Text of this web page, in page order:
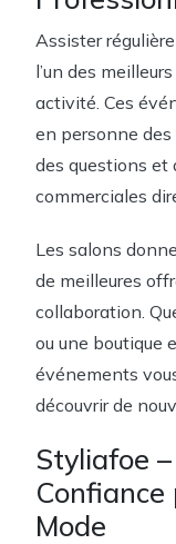
Assister
l’un des
activité. Ces
en personne
des questions et
commerciales
Les salons
de meilleures
collaboration.
ou une boutique
événements
découvrir de
Styliafoe
Mode